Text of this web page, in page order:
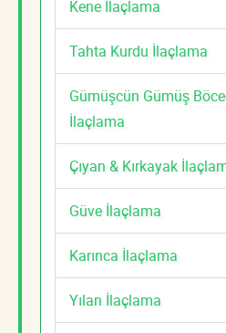
Kene İlaçlama
Tahta Kurdu İlaçlama
Gümüşcün Gümüş
İlaçlama
Çıyan & Kırkayak
Güve İlaçlama
Karınca İlaçlama
Yılan İlaçlama